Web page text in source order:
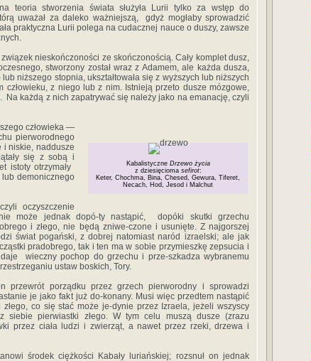
‎teoria‎ ‎stworzenia‎ ‎świata‎ ‎służyła‎ ‎Lurii‎ ‎tylko‎ ‎za‎ ‎wstęp‎ ‎do‎
‎uważał‎ ‎za‎ ‎daleko‎ ‎ważniejszą,‎ ‎ gdyż‎ ‎mogłaby‎ ‎sprowadzić‎
‎praktyczna‎ ‎Lurii‎ ‎polega na‎ ‎cudacznej‎ ‎nauce‎ ‎o‎ ‎duszy,‎ ‎zawsze‎
‎nieskończoności‎ ‎ze skończonością.‎ ‎Cały‎ ‎komplet‎ ‎dusz,‎
‎stworzony‎ ‎został‎ ‎wraz‎ ‎z‎ ‎Adamem,‎ ‎ale‎ ‎każda‎ ‎dusza,‎
‎niższego‎ ‎stopnia,‎ ‎ukształtowała‎ ‎się‎ ‎z‎ ‎wyższych‎ ‎lub‎ ‎niższych‎
‎człowieku,‎ ‎z‎ ‎niego‎ ‎lub‎ ‎z‎ ‎nim.‎ ‎Istnieją‎ ‎przeto‎ ‎dusze‎ ‎mózgowe,‎
‎Na‎ ‎każdą‎ ‎z‎ ‎nich‎ ‎zapatrywać się‎ ‎należy‎ ‎jako‎ ‎na‎ ‎emanację,‎ ‎czyli‎
Kabalistyczne Drzewo życia
z dziesięcioma sefirot:
Keter, Chochma, Bina, Chesed, Gewura, Tiferet,
Necach, Hod, Jesod i Malchut
‎człowieka‎ ‎—‎
‎pierworodnego‎
‎niskie, naddusze‎
‎się‎ ‎z‎ ‎sobą‎ ‎i‎
‎istoty‎ ‎otrzymały‎
lub‎ ‎demonicznego‎
‎oczyszczenie‎
‎może‎ ‎jednak dopó-ty‎ ‎nastąpić, ‎ ‎dopóki‎ ‎skutki‎ ‎grzechu‎
‎i‎ ‎złego,‎ ‎nie‎ ‎będą‎ ‎zniwe-czone‎ ‎i‎ ‎usunięte.‎ ‎Z‎ ‎najgorszej‎
‎świat‎ ‎pogański,‎ ‎z‎ ‎dobrej natomiast‎ ‎naród‎ ‎izraelski;‎ ‎ale‎ ‎jak‎
‎pradobrego,‎ ‎tak‎ ‎i‎ ‎ten‎ ‎ma‎ ‎w‎ ‎sobie‎ ‎przymieszkę‎ ‎zepsucia‎ ‎i‎
wieczny‎ ‎pochop‎ ‎do grzechu‎ ‎i‎ ‎prze-szkadza‎ ‎wybranemu‎
‎ustaw‎ ‎boskich,‎ ‎Tory.‎
przewrót‎ ‎porządku‎ ‎przez‎ ‎grzech‎ ‎pierworodny‎ ‎i‎ ‎sprowadzi
‎je‎ ‎jako‎ ‎fakt‎ ‎już‎ ‎do-konany. Musi‎ ‎więc‎ ‎przedtem‎ ‎nastąpić‎
‎złego, co‎ ‎się‎ ‎stać‎ ‎może‎ ‎je-dynie‎ ‎przez‎ ‎Izraela,‎ ‎jeżeli‎ ‎wszyscy‎
‎siebie‎ ‎pierwiastki‎ ‎złego.‎ ‎W‎ ‎tym‎ ‎celu‎ ‎muszą dusze‎ ‎(zrazu‎
‎przez‎ ‎ciała‎ ‎ludzi‎ ‎i zwierząt,‎ ‎a‎ ‎nawet‎ ‎przez‎ ‎rzeki,‎ ‎drzewa‎ ‎i‎
‎środek‎ ‎ciężkości‎ ‎Kabały‎ ‎luriańskiej;‎ ‎rozsnuł‎ ‎on‎ ‎jednak‎